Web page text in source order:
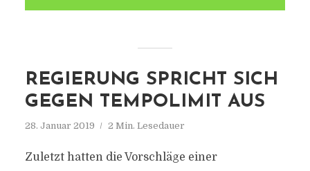
REGIERUNG SPRICHT SICH
GEGEN TEMPOLIMIT AUS
28. Januar 2019 2 Min. Lesedauer
Zuletzt hatten die Vorschläge einer